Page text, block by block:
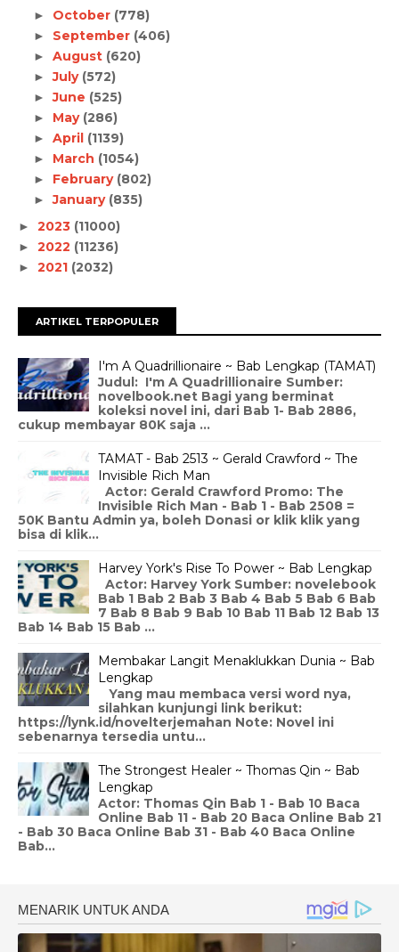
► October (778)
► September (406)
► August (620)
►July (572)
►June (525)
► May (286)
► April (1139)
► March (1054)
► February (802)
►January (835)
► 2023 (11000)
► 2022 (11236)
► 2021 (2032)
ARTIKEL TERPOPULER
I'm A Quadrillionaire ~ Bab Lengkap (TAMAT)
Judul: I'm A Quadrillionaire Sumber:
novelbook.net Bagi yang berminat
koleksi novel ini, dari Bab 1- Bab 2886,
cukup membayar 80K saja ...
TAMAT - Bab 2513 ~ Gerald Crawford ~ The
Invisible Rich Man
Actor: Gerald Crawford Promo: The
Invisible Rich Man - Bab 1 - Bab 2508 =
50K Bantu Admin ya, boleh Donasi or klik klik yang
bisa di klik...
Harvey York's Rise To Power ~ Bab Lengkap
Actor: Harvey York Sumber: novelebook
Bab 1 Bab 2 Bab 3 Bab 4 Bab 5 Bab 6 Bab
7 Bab 8 Bab 9 Bab 10 Bab 11 Bab 12 Bab 13
Bab 14 Bab 15 Bab ...
Membakar Langit Menaklukkan Dunia ~ Bab
Lengkap
Yang mau membaca versi word nya,
silahkan kunjungi link berikut:
https://lynk.id/novelterjemahan Note: Novel ini
sebenarnya tersedia untu...
The Strongest Healer ~ Thomas Qin ~ Bab
Lengkap
Actor: Thomas Qin Bab 1 - Bab 10 Baca
Online Bab 11 - Bab 20 Baca Online Bab 21
- Bab 30 Baca Online Bab 31 - Bab 40 Baca Online
Bab...